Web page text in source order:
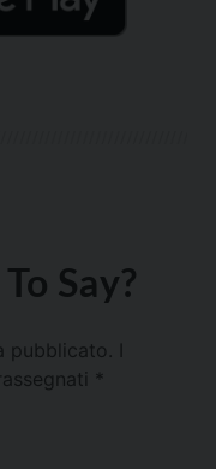
Say?
pubblicato.
*